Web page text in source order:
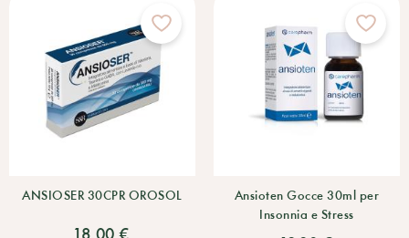
ANSIOSER 30CPR OROSOL
18,00 €
Ansioten Gocce 30ml per
Insonnia e Stress